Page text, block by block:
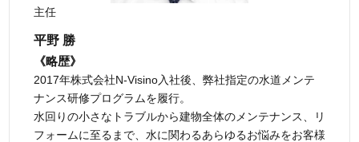
主任
平野 勝
《略歴》
2017年株式会社N-Visino入社後、弊社指定の水道メンテ
ナンス研修プログラムを履行。
水回りの小さなトラブルから建物全体のメンテナンス、リ
フォームに至るまで、水に関わるあらゆるお悩みをお客様